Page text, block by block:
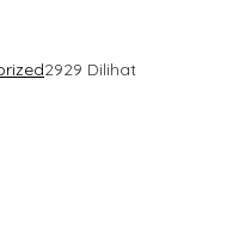
2929 Dilihat